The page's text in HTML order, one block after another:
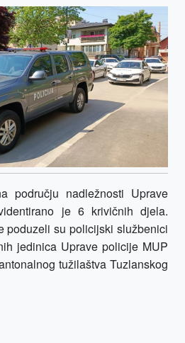
području nadležnosti Uprave
je 6 krivičnih djela.
poduzeli su policijski službenici
jedinica Uprave policije MUP
tužilaštva Tuzlanskog